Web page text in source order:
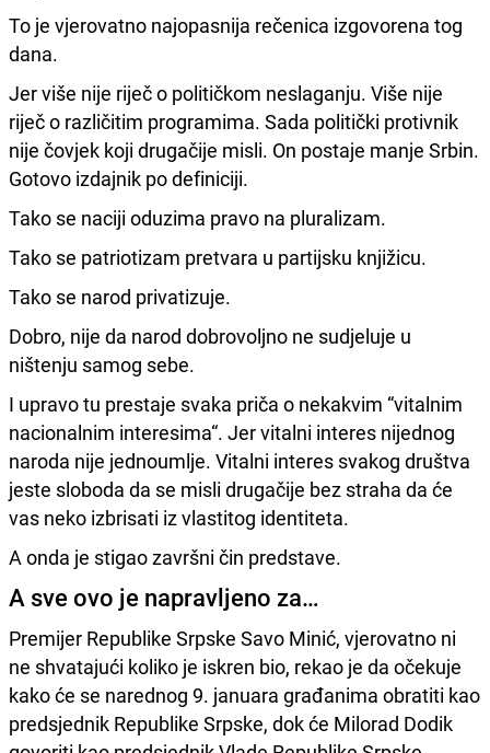
To je vjerovatno najopasnija rečenica izgovorena tog
dana.
Jer više nije riječ o političkom neslaganju. Više nije
riječ o različitim programima. Sada politički protivnik
nije čovjek koji drugačije misli. On postaje manje Srbin.
Gotovo izdajnik po definiciji.
Tako se naciji oduzima pravo na pluralizam.
Tako se patriotizam pretvara u partijsku knjižicu.
Tako se narod privatizuje.
Dobro, nije da narod dobrovoljno ne sudjeluje u
ništenju samog sebe.
I upravo tu prestaje svaka priča o nekakvim “vitalnim
nacionalnim interesima“. Jer vitalni interes nijednog
naroda nije jednoumlje. Vitalni interes svakog društva
jeste sloboda da se misli drugačije bez straha da će
vas neko izbrisati iz vlastitog identiteta.
A onda je stigao završni čin predstave.
A sve ovo je napravljeno za…
Premijer Republike Srpske Savo Minić, vjerovatno ni
ne shvatajući koliko je iskren bio, rekao je da očekuje
kako će se narednog 9. januara građanima obratiti kao
predsjednik Republike Srpske, dok će Milorad Dodik